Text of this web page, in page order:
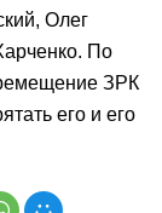
Олег
По
ЗРК
его и его